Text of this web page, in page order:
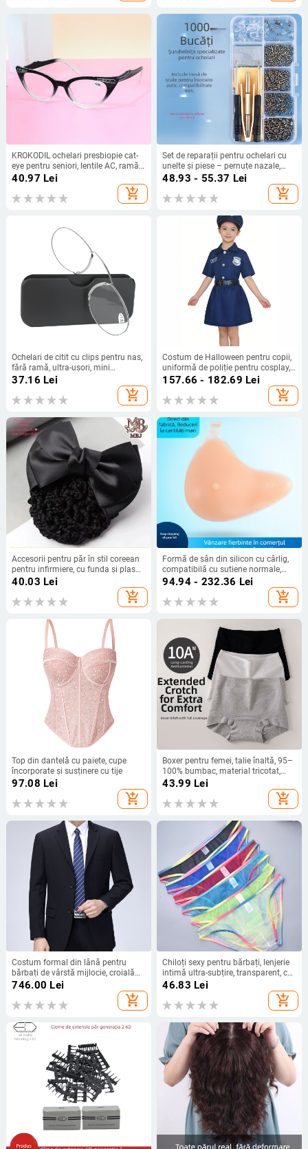
KROKODIL ochelari presbiopie cat-
eye pentru seniori, lentile AC, ramă
PC, pentru vedere la distanță și
40.97 Lei
add_shopping_cart
Set de reparații pentru ochelari cu
unelte și piese – pernuțe nazale,
piulițe și șaibe, șuruburi și
șurubelniță pentru ochelari fără
rame
48.93 - 55.37 Lei
add_shopping_cart
Ochelari de citit cu clips pentru nas,
fără ramă, ultra-ușori, mini
compacte, lentile PC, stil oval
37.16 Lei
add_shopping_cart
Costum de Halloween pentru copii,
uniformă de poliție pentru cosplay,
rochie poliție într-o singură piesă,
157.66 - 182.69 Lei
add_shopping_cart
Accesorii pentru păr în stil coreean
pentru infirmiere, cu funda și plasă
de păr
40.03 Lei
add_shopping_cart
Formă de sân din silicon cu cârlig,
compatibilă cu sutiene normale,
inserție extinsă subraț pentru
94.94 - 232.36 Lei
add_shopping_cart
Top din dantelă cu paiete, cupe
încorporate și susținere cu tije
97.08 Lei
add_shopping_cart
Boxer pentru femei, talie înaltă, 95–
100% bumbac, material tricotat,
căptușeală de bumbac la zona
crosei, strângere abdominală
43.99 Lei
add_shopping_cart
Costum formal din lână pentru
bărbați de vârstă mijlocie, croială
lejeră, sacou cu nasturi pe un rând,
închidere cu două nasturi, guler de
costum, 65% lână, căptușeală
primăvară-toamnă
746.00 Lei
add_shopping_cart
Chiloți sexy pentru bărbați, lenjerie
intimă ultra-subțire, transparent, cu
margini curcubeu, plasă sexy,
lenjerie intimă pentru bărbați B903
46.83 Lei
add_shopping_cart